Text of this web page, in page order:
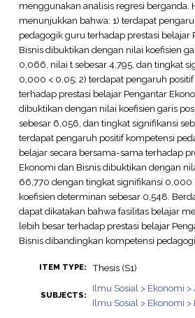
menggunakan analisis regresi berganda.
menunjukkan bahwa: 1) terdapat
pedagogik guru terhadap prestasi belajar
Bisnis dibuktikan dengan nilai koefisien
0,066, nilai t sebesar 4,795, dan tingkat
0,000 < 0,05; 2) terdapat pengaruh
terhadap prestasi belajar Pengantar
dibuktikan dengan nilai koefisien garis
sebesar 6,056, dan tingkat signifikansi
terdapat pengaruh positif kompetensi
belajar secara bersama-sama terhadap
Ekonomi dan Bisnis dibuktikan dengan
66,770 dengan tingkat signifikansi 0,000
koefisien determinan sebesar 0,548.
dapat dikatakan bahwa fasilitas belajar
lebih besar terhadap prestasi belajar
Bisnis dibandingkan kompetensi
ITEM TYPE: Thesis (S1)
SUBJECTS:
Ilmu Sosial > Ekonomi >
Ilmu Sosial > Ekonomi >